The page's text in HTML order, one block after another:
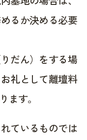
るか決める必要
だん）をする場
礼として離壇料
ます。
ているものでは